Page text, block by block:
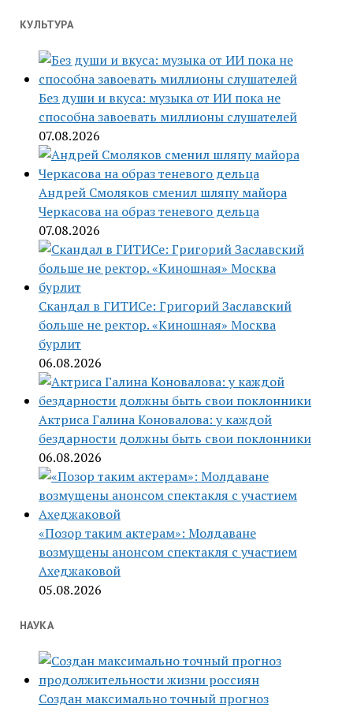
КУЛЬТУРА
Без души и вкуса: музыка от ИИ пока не
способна завоевать миллионы слушателей
07.08.2026
Андрей Смоляков сменил шляпу майора
Черкасова на образ теневого дельца
07.08.2026
Скандал в ГИТИСе: Григорий Заславский
больше не ректор. «Киношная» Москва
бурлит
06.08.2026
Актриса Галина Коновалова: у каждой
бездарности должны быть свои поклонники
06.08.2026
«Позор таким актерам»: Молдаване
возмущены анонсом спектакля с участием
Ахеджаковой
05.08.2026
НАУКА
Создан максимально точный прогноз